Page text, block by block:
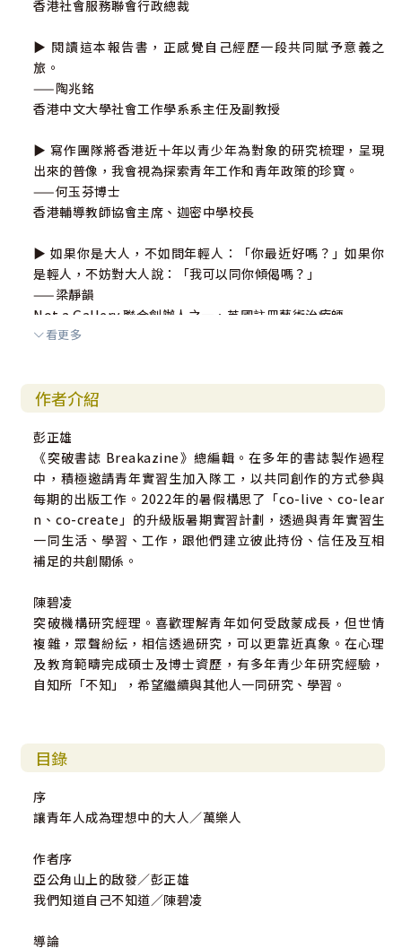
香港社會服務聯會行政總裁
▶ 閱讀這本報告書，正感覺自己經歷一段共同賦予意義之
旅。
——陶兆銘
香港中文大學社會工作學系系主任及副教授
▶ 寫作團隊將香港近十年以青少年為對象的研究梳理，呈現
出來的普像，我會視為探索青年工作和青年政策的珍寶。
——何玉芬博士
香港輔導教師協會主席、迦密中學校長
▶ 如果你是大人，不如問年輕人：「你最近好嗎？」如果你
是輕人，不妨對大人說：「我可以同你傾偈嗎？」
——梁靜韻
Not a Gallery 聯合創辦人之一、英國註冊藝術治療師
看更多
作者介紹
彭正雄
《突破書誌 Breakazine》總編輯。在多年的書誌製作過程
中，積極邀請青年實習生加入隊工，以共同創作的方式參與
每期的出版工作。2022年的暑假構思了「co-live、co-lear
n、co-create」的升級版暑期實習計劃，透過與青年實習生
一同生活、學習、工作，跟他們建立彼此持份、信任及互相
補足的共創關係。
陳碧凌
突破機構研究經理。喜歡理解青年如何受啟蒙成長，但世情
複雜，眾聲紛紜，相信透過研究，可以更靠近真象。在心理
及教育範疇完成碩士及博士資歷，有多年青少年研究經驗，
自知所「不知」，希望繼續與其他人一同研究、學習。
目錄
序
讓青年人成為理想中的大人／萬樂人
作者序
亞公角山上的啟發／彭正雄
我們知道自己不知道／陳碧凌
導論